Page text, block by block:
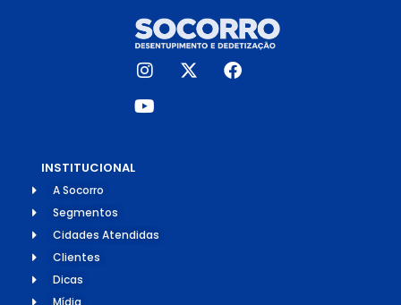
INSTITUCIONAL
A Socorro
Segmentos
Cidades Atendidas
Clientes
Dicas
Mídia